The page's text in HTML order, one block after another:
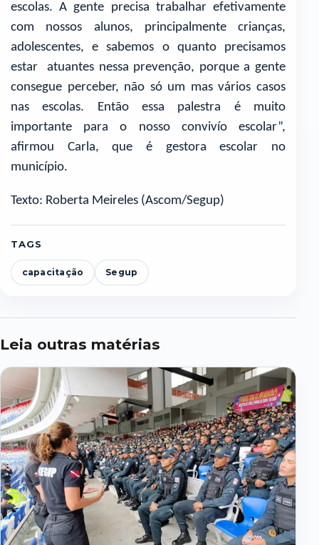
escolas. A gente precisa trabalhar efetivamente
com nossos alunos, principalmente crianças,
adolescentes, e sabemos o quanto precisamos
estar atuantes nessa prevenção, porque a gente
consegue perceber, não só um mas vários casos
nas escolas. Então essa palestra é muito
importante para o nosso convivío escolar”,
afirmou Carla, que é gestora escolar no
município.
Texto: Roberta Meireles (Ascom/Segup)
TAGS
capacitação Segup
Leia outras matérias